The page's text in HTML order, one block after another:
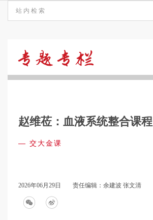
金
赵维莅：血液系统整合课程
— 交大金课
2026年06月29日 责任编辑：余建波 张文清